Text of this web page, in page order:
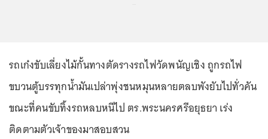
รถเก๋งขับเลี่ยงไม้กั้นทางตัดรางรถไฟวัดพนัญเชิง ถูกรถไฟ
ขบวนตู้บรรทุกน้ำมันเปล่าพุ่งชนหมุนหลายตลบพังยับไปทั่วคัน
ขณะที่คนขับทิ้งรถหลบหนีไป ตร.พระนครศรีอยุธยา เร่ง
ติดตามตัวเจ้าของมาสอบสวน